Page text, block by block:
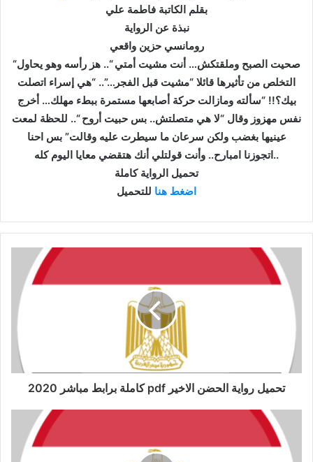
بقلم الكاتبة فاطمة علي
نبذة عن الرواية
رومانسي حزين واقعي
“صحيت الصبح وملقتكش… أنت مشيت أمتي “.. هز رأسه وهو يحاول
التخلص من تأثيرها قائلا “مشيت قبل الفجر…”.. “هي إسراء اتصلت
بيك؟!! “سألته ومازالت حركة أصابعها مستمرة ببطء مهلك… أخرج
نفس مهزوز وقال “لا هي متصلتش.. بس حبيت أروح “.. للحظة لمعت
عينيها بغضب ولكن سرعان ما سيطرت عليه وقالت” بس احنا
اتجوزنا امبارح.. وأنت قولتلي أنك هتقضي معايا اليوم كله..
تحميل الرواية كاملة
اضغط هنا للتحميل
تحميل رواية الحضن الاخير pdf كاملة برابط مباشر 2020